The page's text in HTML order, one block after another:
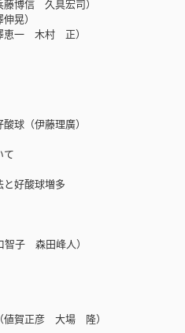
博信 久具宏司）
晃）
一 木村 正）
（伊藤理廣）
好酸球増多
子 森田峰人）
賀正彦 大場 隆）